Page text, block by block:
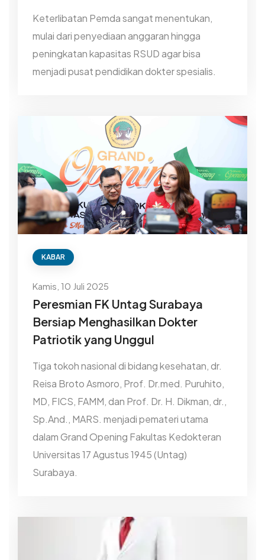
Keterlibatan Pemda sangat menentukan,
mulai dari penyediaan anggaran hingga
peningkatan kapasitas RSUD agar bisa
menjadi pusat pendidikan dokter spesialis.
KABAR
Kamis, 10 Juli 2025
Peresmian FK Untag Surabaya
Bersiap Menghasilkan Dokter
Patriotik yang Unggul
Tiga tokoh nasional di bidang kesehatan, dr.
Reisa Broto Asmoro, Prof. Dr.med. Puruhito,
MD, FICS, FAMM, dan Prof. Dr. H. Dikman, dr.,
Sp.And., MARS. menjadi pemateri utama
dalam Grand Opening Fakultas Kedokteran
Universitas 17 Agustus 1945 (Untag)
Surabaya.